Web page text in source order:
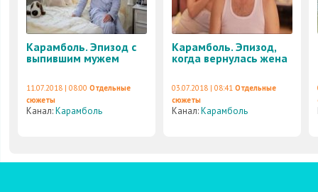
Карамболь. Эпизод с
выпившим мужем
11.07.2018 | 08:00 Отдельные
сюжеты
Канал:Карамболь
Карамболь. Эпизод,
когда вернулась жена
03.07.2018 | 08:41 Отдельные
сюжеты
Канал:Карамболь